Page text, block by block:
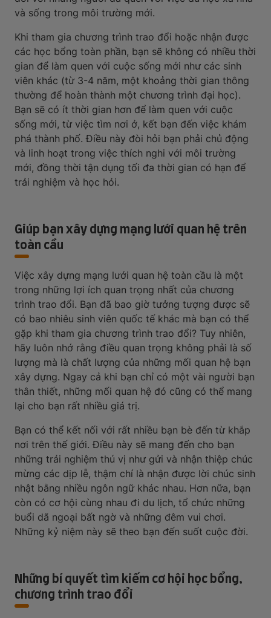
và sống trong môi trường mới.
Khi tham gia chương trình trao đổi hoặc nhận được
các học bổng toàn phần, bạn sẽ không có nhiều thời
gian để làm quen với cuộc sống mới như các sinh
viên khác (từ 3-4 năm, một khoảng thời gian thông
thường để hoàn thành một chương trình đại học).
Bạn sẽ có ít thời gian hơn để làm quen với cuộc
sống mới, từ việc tìm nơi ở, kết bạn đến việc khám
phá thành phố. Điều này đòi hỏi bạn phải chủ động
và linh hoạt trong việc thích nghi với môi trường
mới, đồng thời tận dụng tối đa thời gian có hạn để
trải nghiệm và học hỏi.
Giúp bạn xây dựng mạng lưới quan hệ trên
toàn cầu
Việc xây dựng mạng lưới quan hệ toàn cầu là một
trong những lợi ích quan trọng nhất của chương
trình trao đổi. Bạn đã bao giờ tưởng tượng được sẽ
có bao nhiêu sinh viên quốc tế khác mà bạn có thể
gặp khi tham gia chương trình trao đổi? Tuy nhiên,
hãy luôn nhớ rằng điều quan trọng không phải là số
lượng mà là chất lượng của những mối quan hệ bạn
xây dựng. Ngay cả khi bạn chỉ có một vài người bạn
thân thiết, những mối quan hệ đó cũng có thể mang
lại cho bạn rất nhiều giá trị.
Bạn có thể kết nối với rất nhiều bạn bè đến từ khắp
nơi trên thế giới. Điều này sẽ mang đến cho bạn
những trải nghiệm thú vị như gửi và nhận thiệp chúc
mừng các dịp lễ, thậm chí là nhận được lời chúc sinh
nhật bằng nhiều ngôn ngữ khác nhau. Hơn nữa, bạn
còn có cơ hội cùng nhau đi du lịch, tổ chức những
buổi dã ngoại bất ngờ và những đêm vui chơi.
Những kỷ niệm này sẽ theo bạn đến suốt cuộc đời.
Những bí quyết tìm kiếm cơ hội học bổng,
chương trình trao đổi